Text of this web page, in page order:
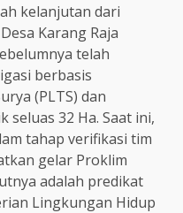
kelanjutan dari
Karang Raja
telah
berbasis
(PLTS) dan
32 Ha. Saat ini,
tahap verifikasi tim
gelar Proklim
adalah predikat
Lingkungan Hidup